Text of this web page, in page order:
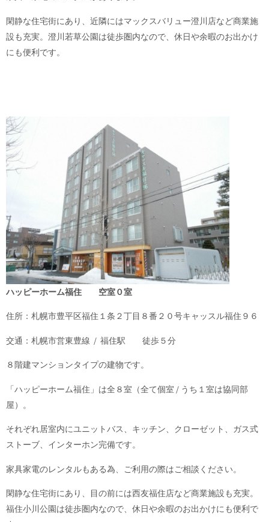
閑静な住宅街にあり、近隣にはマックスバリュー澄川店など商業施
設も充実。澄川若草公園は徒歩圏内なので、休日や余暇のお出かけ
にも便利です。
ハッピーホーム福住 空室０室
住所：札幌市豊平区福住１条２丁目８番２０号キャッスル福住９６
交通：札幌市営東豊線 / 福住駅 徒歩５分
８階建マンションタイプの建物です。
「ハッピーホーム福住」は全８室（全て個室 / うち１室は協同部
屋）。
それぞれ居室内にユニットバス、キッチン、クローゼット、ガス式
ストーブ、インターホン完備です。
家具家電のレンタルもある為、ご利用の際はご相談ください。
閑静な住宅街にあり、目の前には西友福住店など商業施設も充実。
福住小川公園は徒歩圏内なので、休日や余暇のお出かけにも便利で